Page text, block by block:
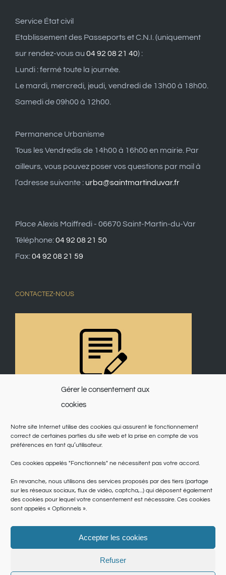
Gérer le consentement aux
cookies
Notre site Internet utilise des cookies qui assurent le fonctionnement
correct de certaines parties du site web et la prise en compte de vos
préférences en tant qu’utilisateur.
Ces cookies appelés "Fonctionnels" ne nécessitent pas votre accord.
En revanche, nous utilisons des services proposés par des tiers (partage
sur les réseaux sociaux, flux de vidéo, captcha,...) qui déposent également
des cookies pour lequel votre consentement est nécessaire. Ces cookies
sont appelés « Optionnels ».
Accepter les cookies
Refuser
Service État civil
Etablissement des Passeports et C.N.I. (uniquement
sur rendez-vous au 04 92 08 21 40) :
Lundi : fermé toute la journée.
Le mardi, mercredi, jeudi, vendredi de 13h00 à 18h00.
Samedi de 09h00 à 12h00.
Permanence Urbanisme
Tous les Vendredis de 14h00 à 16h00 en mairie. Par
ailleurs, vous pouvez poser vos questions par mail à
l’adresse suivante : urba@saintmartinduvar.fr
Place Alexis Maiffredi - 06670 Saint-Martin-du-Var
Téléphone:04 92 08 21 50
Fax:04 92 08 21 59
CONTACTEZ-NOUS
Conditions générales